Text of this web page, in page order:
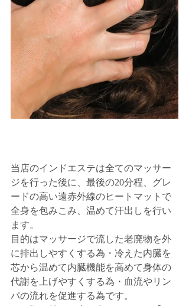
当店のインドエステは全てのマッサー
ジを行った後に、最後の20分程、グレ
ードの高い遠赤外線のヒートマットで
全身を包みこみ、温めて汗出しを行い
ます。
目的はマッサージで流した老廃物を外
に排出しやすくする為・冷えた内臓を
芯から温めて内臓機能を高めて身体の
代謝を上げやすくする為・血流やリン
パの流れを促進する為です。